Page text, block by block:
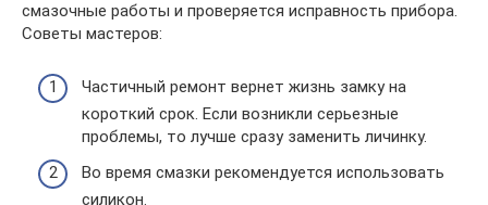
смазочные работы и проверяется исправность прибора.
Советы мастеров:
Частичный ремонт вернет жизнь замку на
короткий срок. Если возникли серьезные
проблемы, то лучше сразу заменить личинку.
Во время смазки рекомендуется использовать
силикон.